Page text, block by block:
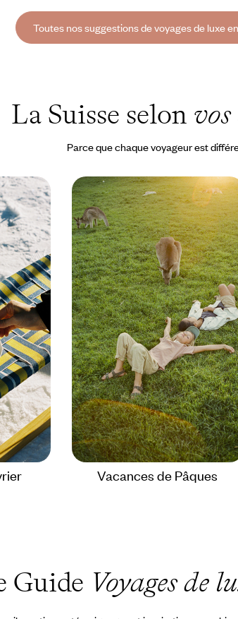
Toutes nos suggestions de voyages de luxe
La Suisse selon vos
Parce que chaque voyageur est
Vacances de Pâques
Guide Voyages de